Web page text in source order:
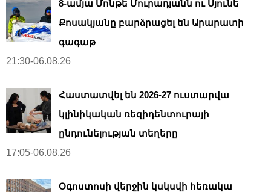
8-ամյա Մոնթե Մուրադյանն ու Սյունե
Քոսակյանը բարձրացել են Արարատի
գագաթ
21:30-06.08.26
Հաստատվել են 2026-27 ուստարվա
կլինիկական ռեզիդենտուրայի
ընդունելության տեղերը
17:05-06.08.26
Օգոստոսի վերջին կսկսվի հեռակա